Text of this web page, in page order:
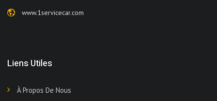
www.1servicecar.com
Liens Utiles
À Propos De Nous